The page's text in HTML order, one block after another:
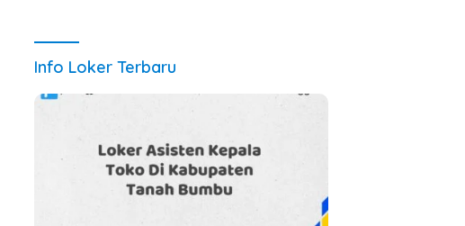
Detail Lengkap
Info Loker Terbaru